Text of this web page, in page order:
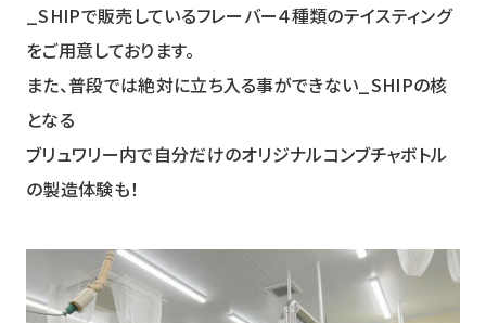
_SHIPで販売しているフレーバー４種類のテイスティング
をご用意しております。
また、普段では絶対に立ち入る事ができない_SHIPの核
となる
ブリュワリー内で自分だけのオリジナルコンブチャボトル
の製造体験も！